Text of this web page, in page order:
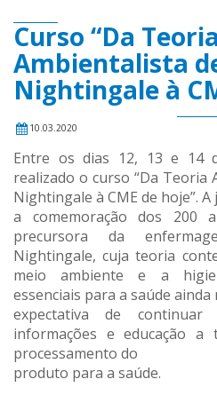
Curso “Da Teoria
Ambientalista
Nightingale à
10.03.2020
Entre os dias 12, 13 e 14
realizado o curso “Da Teoria
Nightingale à CME de hoje”.
a comemoração dos 200
precursora da
Nightingale, cuja teoria
meio ambiente e a
essenciais para a saúde
expectativa de continuar
informações e educação
processamento do
produto para a saúde.